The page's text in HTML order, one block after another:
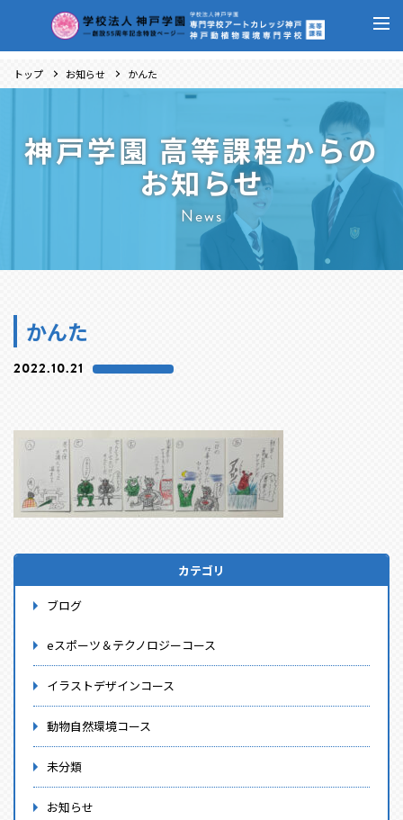
トップ お知らせ かんた
神戸学園 高等課程からの
お知らせ
News
かんた
2022.10.21
カテゴリ
ブログ
eスポーツ＆テクノロジーコース
イラストデザインコース
動物自然環境コース
未分類
お知らせ